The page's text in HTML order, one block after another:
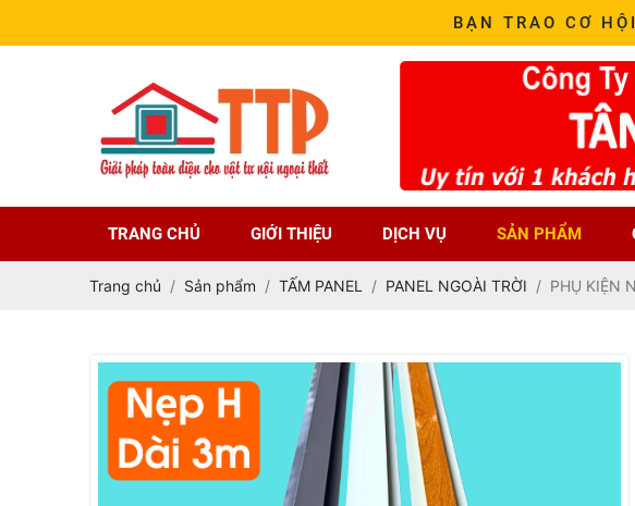
BẠN TRAO CƠ
TRANG CHỦ GIỚI THIỆU DỊCH VỤ SẢN PHẨM
Trang chủ Sản phẩm TẤM PANEL PANEL NGOÀI TRỜI PHỤ KIỆN